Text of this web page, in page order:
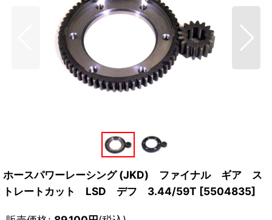
ホースパワーレーシング (JKD) ファイナル ギア ス
トレートカット LSD デフ 3.44/59T [5504835]